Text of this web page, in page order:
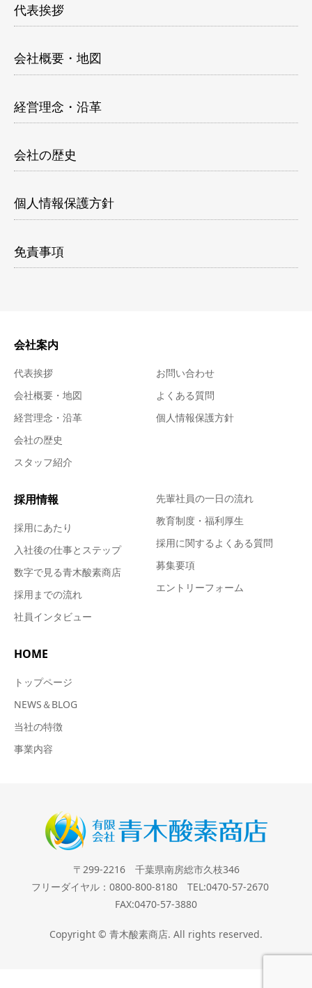
代表挨拶
会社概要・地図
経営理念・沿革
会社の歴史
個人情報保護方針
免責事項
会社案内
代表挨拶
会社概要・地図
経営理念・沿革
会社の歴史
スタッフ紹介
お問い合わせ
よくある質問
個人情報保護方針
採用情報
採用にあたり
入社後の仕事とステップ
数字で見る青木酸素商店
採用までの流れ
社員インタビュー
先輩社員の一日の流れ
教育制度・福利厚生
採用に関するよくある質問
募集要項
エントリーフォーム
HOME
トップページ
NEWS＆BLOG
当社の特徴
事業内容
〒299-2216 千葉県南房総市久枝346
フリーダイヤル：0800-800-8180 TEL:0470-57-2670
FAX:0470-57-3880
Copyright © 青木酸素商店. All rights reserved.